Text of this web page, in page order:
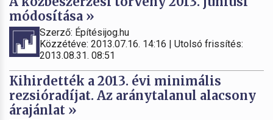
módosítása »
Szerző: Építésijog.hu
Közzétéve: 2013.07.16. 14:16 | Utolsó frissítés:
2013.08.31. 08:51
Kihirdették a 2013. évi minimális
rezsióradíjat. Az aránytalanul alacsony
árajánlat »